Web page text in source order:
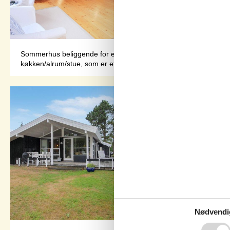
Sommerhus beliggende for enden af lukket vej med direkte
køkken/alrum/stue, som er et stort vinkelrum med rigtig god